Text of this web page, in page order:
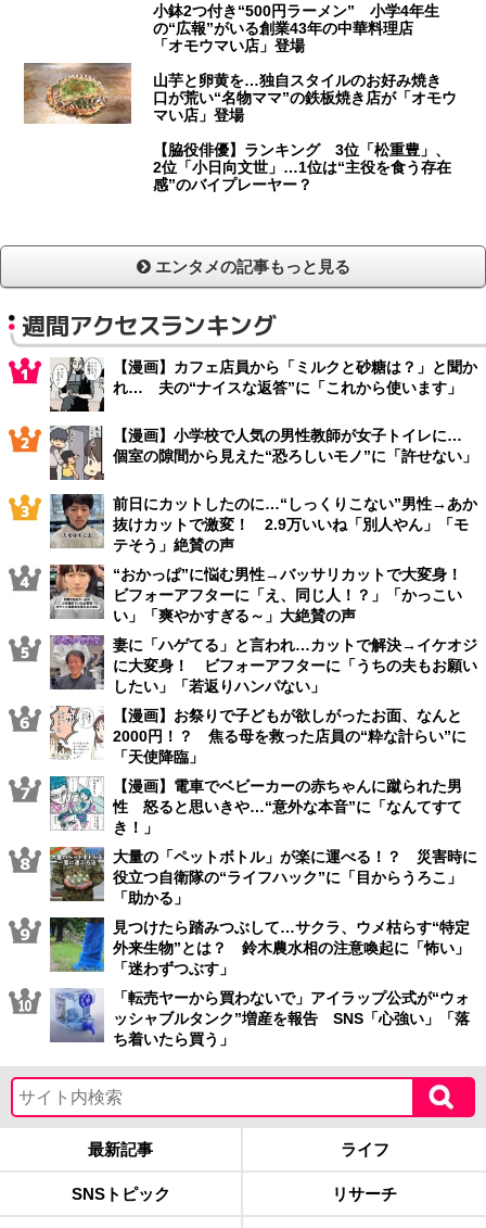
小鉢2つ付き“500円ラーメン” 小学4年生
の“広報”がいる創業43年の中華料理店
「オモウマい店」登場
山芋と卵黄を…独自スタイルのお好み焼き
口が荒い“名物ママ”の鉄板焼き店が「オモウ
マい店」登場
【脇役俳優】ランキング 3位「松重豊」、
2位「小日向文世」…1位は“主役を食う存在
感”のバイプレーヤー？
エンタメの記事もっと見る
週間アクセスランキング
【漫画】カフェ店員から「ミルクと砂糖は？」と聞か
れ… 夫の“ナイスな返答”に「これから使います」
【漫画】小学校で人気の男性教師が女子トイレに…
個室の隙間から見えた“恐ろしいモノ”に「許せない」
前日にカットしたのに…“しっくりこない”男性→あか
抜けカットで激変！ 2.9万いいね「別人やん」「モ
テそう」絶賛の声
“おかっぱ”に悩む男性→バッサリカットで大変身！
ビフォーアフターに「え、同じ人！？」「かっこい
い」「爽やかすぎる～」大絶賛の声
妻に「ハゲてる」と言われ…カットで解決→イケオジ
に大変身！ ビフォーアフターに「うちの夫もお願い
したい」「若返りハンパない」
【漫画】お祭りで子どもが欲しがったお面、なんと
2000円！？ 焦る母を救った店員の“粋な計らい”に
「天使降臨」
【漫画】電車でベビーカーの赤ちゃんに蹴られた男
性 怒ると思いきや…“意外な本音”に「なんてすて
き！」
大量の「ペットボトル」が楽に運べる！？ 災害時に
役立つ自衛隊の“ライフハック”に「目からうろこ」
「助かる」
見つけたら踏みつぶして…サクラ、ウメ枯らす“特定
外来生物”とは？ 鈴木農水相の注意喚起に「怖い」
「迷わずつぶす」
「転売ヤーから買わないで」アイラップ公式が“ウォ
ッシャブルタンク”増産を報告 SNS「心強い」「落
ち着いたら買う」
最新記事 ライフ
SNSトピック リサーチ